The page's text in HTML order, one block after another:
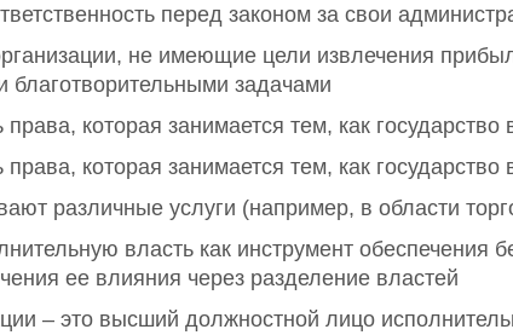
перед законом за свои
не имеющие цели извлечения
благотворительными задачами
которая занимается тем, как
которая занимается тем, как
различные услуги (например, в области
власть как инструмент обеспечения
ее влияния через разделение властей
– это высший должностной лицо